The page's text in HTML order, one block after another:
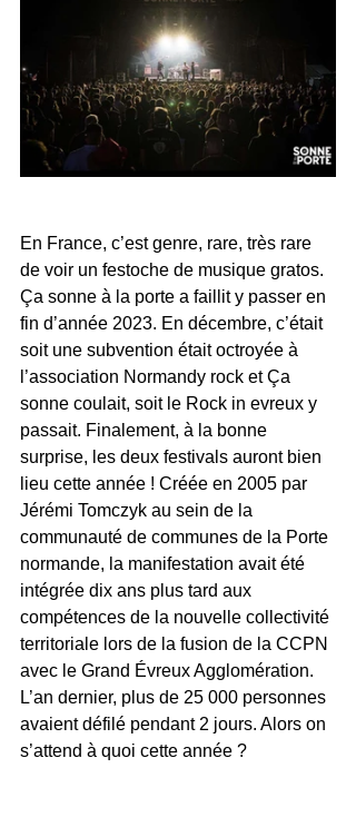
En France, c’est genre, rare, très rare
de voir un festoche de musique gratos.
Ça sonne à la porte a faillit y passer en
fin d’année 2023. En décembre, c’était
soit une subvention était octroyée à
l’association Normandy rock et Ça
sonne coulait, soit le Rock in evreux y
passait. Finalement, à la bonne
surprise, les deux festivals auront bien
lieu cette année ! Créée en 2005 par
Jérémi Tomczyk au sein de la
communauté de communes de la Porte
normande, la manifestation avait été
intégrée dix ans plus tard aux
compétences de la nouvelle collectivité
territoriale lors de la fusion de la CCPN
avec le Grand Évreux Agglomération.
L’an dernier, plus de 25 000 personnes
avaient défilé pendant 2 jours. Alors on
s’attend à quoi cette année ?